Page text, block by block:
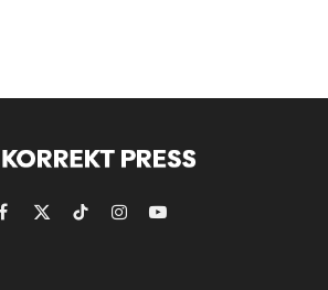
Facebook
X
TikTokInstagramYouTube